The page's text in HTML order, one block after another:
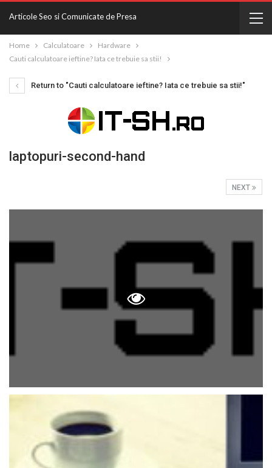
Articole Seo si Comunicate de Presa
Home Calculatoare
Hardware
Cauti calculatoare ieftine? Iata ce trebuie sa stii!
Return to "Cauti calculatoare ieftine? Iata ce trebuie sa stii!"
laptopuri-second-hand
NEXT